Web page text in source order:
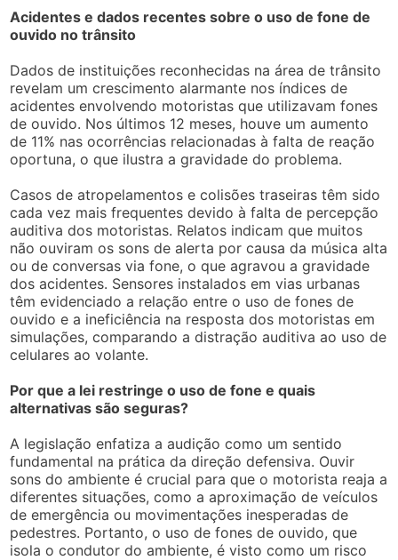
Acidentes e dados recentes sobre o uso de fone de
ouvido no trânsito
Dados de instituições reconhecidas na área de trânsito
revelam um crescimento alarmante nos índices de
acidentes envolvendo motoristas que utilizavam fones
de ouvido. Nos últimos 12 meses, houve um aumento
de 11% nas ocorrências relacionadas à falta de reação
oportuna, o que ilustra a gravidade do problema.
Casos de atropelamentos e colisões traseiras têm sido
cada vez mais frequentes devido à falta de percepção
auditiva dos motoristas. Relatos indicam que muitos
não ouviram os sons de alerta por causa da música alta
ou de conversas via fone, o que agravou a gravidade
dos acidentes. Sensores instalados em vias urbanas
têm evidenciado a relação entre o uso de fones de
ouvido e a ineficiência na resposta dos motoristas em
simulações, comparando a distração auditiva ao uso de
celulares ao volante.
Por que a lei restringe o uso de fone e quais
alternativas são seguras?
A legislação enfatiza a audição como um sentido
fundamental na prática da direção defensiva. Ouvir
sons do ambiente é crucial para que o motorista reaja a
diferentes situações, como a aproximação de veículos
de emergência ou movimentações inesperadas de
pedestres. Portanto, o uso de fones de ouvido, que
isola o condutor do ambiente, é visto como um risco